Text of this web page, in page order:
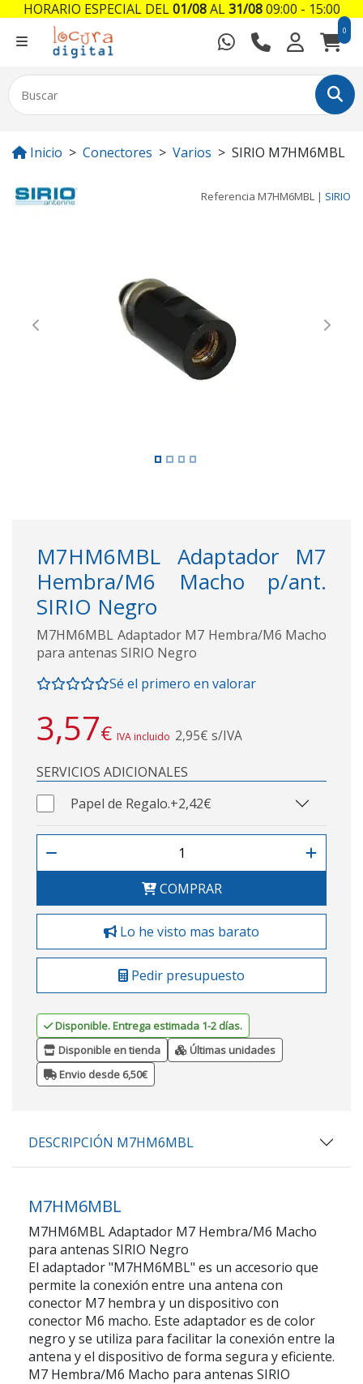
0
Inicio Conectores Varios SIRIO M7HM6MBL
Referencia M7HM6MBL | SIRIO
Previous Next
M7HM6MBL Adaptador M7
Hembra/M6 Macho p/ant.
SIRIO Negro
M7HM6MBL Adaptador M7 Hembra/M6 Macho
para antenas SIRIO Negro
Sé el primero en valorar
3,57€ IVA incluido 2,95€ s/IVA
SERVICIOS ADICIONALES
Papel de Regalo.+2,42€
COMPRAR
Lo he visto mas barato
Pedir presupuesto
Disponible. Entrega estimada 1-2 días.
Disponible en tienda
Últimas unidades
Envio desde 6,50€
DESCRIPCIÓN M7HM6MBL
M7HM6MBL
M7HM6MBL Adaptador M7 Hembra/M6 Macho
para antenas SIRIO Negro
El adaptador "M7HM6MBL" es un accesorio que
permite la conexión entre una antena con
conector M7 hembra y un dispositivo con
conector M6 macho. Este adaptador es de color
negro y se utiliza para facilitar la conexión entre la
antena y el dispositivo de forma segura y eficiente.
M7 Hembra/M6 Macho para antenas SIRIO
HORARIO ESPECIAL DEL01/08AL31/0809:00 - 15:00